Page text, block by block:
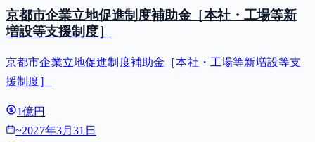
京都市企業立地促進制度補助金［本社・工場等新
増設等支援制度］
京都市企業立地促進制度補助金［本社・工場等新増設等支
援制度］
1億円
~2027年3月31日